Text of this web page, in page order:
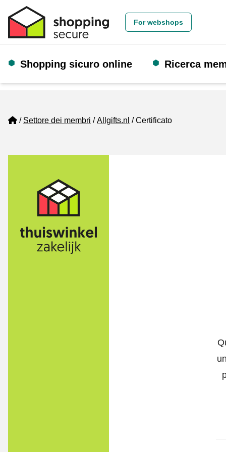
For webshops
Shopping sicuro online Ricerca
Home
Settore dei membri Allgifts.nl Certificato